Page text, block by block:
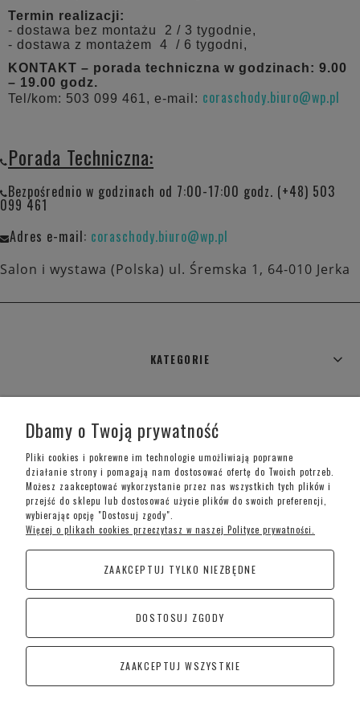
Termin realizacji:
- dostawa bez montażu 2 / 3 tygodnie,
- dostawa z montażem 4 / 6 tygodni,
KONTAKT – porada techniczna w godzinach: 9.00
– 19.00 godz.
Tel/kom: 503 099 461, e-mail: coraschody.biuro@wp.pl
Porada Techniczna:
Bezpośrednio w godzinach od 7:00-17:00 godz. (+48) 503
099 461
Adres e-mail: coraschody.biuro@wp.pl
Salon i wystawa (Polska) ul. Śremska 1, 64-010 Jerka
KATEGORIE
MOJE KONTO
INFORMACJE O SKLEPIE
Telefon kontaktowy –+48 697 733 970
Poniedziałek-Piątek: 09:00 - 19:00,
Sobota: 09:00-15:00
CoraSchody – Schody | Poręcze i Balustrady
Kościan
Śremska 1, 64-010 Jerka
Dbamy o Twoją prywatność
Pliki cookies i pokrewne im technologie umożliwiają poprawne
działanie strony i pomagają nam dostosować ofertę do Twoich potrzeb.
Możesz zaakceptować wykorzystanie przez nas wszystkich tych plików i
przejść do sklepu lub dostosować użycie plików do swoich preferencji,
wybierając opcję "Dostosuj zgody".
Więcej o plikach cookies przeczytasz w naszej Polityce prywatności.
ZAAKCEPTUJ TYLKO NIEZBĘDNE
DOSTOSUJ ZGODY
ZAAKCEPTUJ WSZYSTKIE